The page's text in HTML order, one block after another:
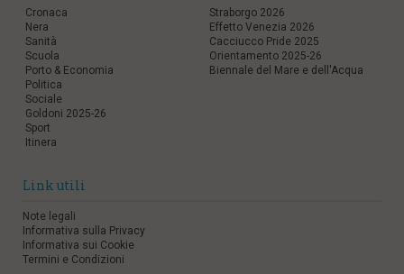
Cronaca
Nera
Sanità
Scuola
Porto & Economia
Politica
Sociale
Goldoni 2025-26
Sport
Itinera
Straborgo 2026
Effetto Venezia 2026
Cacciucco Pride 2025
Orientamento 2025-26
Biennale del Mare e dell'Acqua
Link utili
Note legali
Informativa sulla Privacy
Informativa sui Cookie
Termini e Condizioni